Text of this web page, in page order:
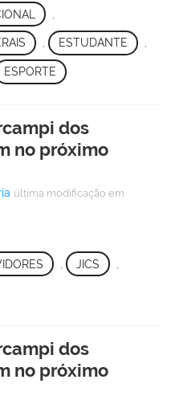
, ESTUDANTE ,
ESPORTE
dos
no próximo
última modificação em
JICS
dos
no próximo